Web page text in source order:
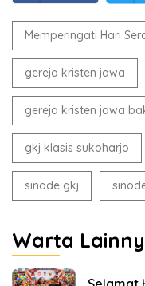
Memperingati Hari
gereja kristen jawa
gereja kristen jawa
gkj klasis sukoharjo
sinode gkj
Warta